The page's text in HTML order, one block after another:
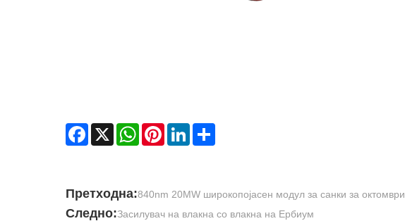
Facebook
X WhatsAppPinterestLinkedInShare
Претходна:840nm 20MW широкопојасен модул за санки за октомври
Следно:Засилувач на влакна со влакна на Ербиум